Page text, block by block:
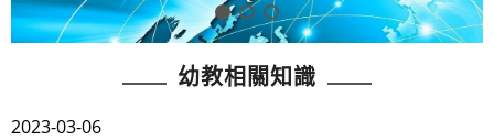
幼教相關知識
2023-03-06